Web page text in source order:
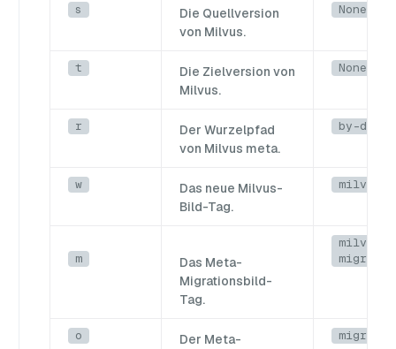
s
Die Quellversion
von Milvus.
None
t
Die Zielversion von
Milvus.
None
r
Der Wurzelpfad
von Milvus meta.
by-dev
w
Das neue Milvus-
Bild-Tag.
m
Das Meta-
Migrationsbild-
Tag.
o
Der Meta-
migrate